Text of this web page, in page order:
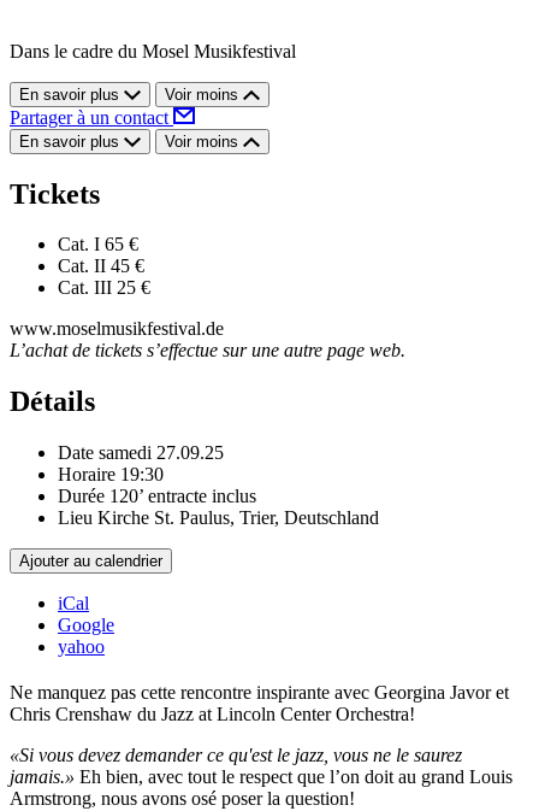
Dans le cadre du Mosel Musikfestival
En savoir plus Voir moins
Partager à un contact
En savoir plus Voir moins
Tickets
Cat. I 65 €
Cat. II 45 €
Cat. III 25 €
www.moselmusikfestival.de
L’achat de tickets s’effectue sur une autre page web.
Détails
Date samedi 27.09.25
Horaire 19:30
Durée 120’ entracte inclus
Lieu Kirche St. Paulus, Trier, Deutschland
Ajouter au calendrier
iCal
Google
yahoo
Ne manquez pas cette rencontre inspirante avec Georgina Javor et
Chris Crenshaw du Jazz at Lincoln Center Orchestra!
«Si vous devez demander ce qu'est le jazz, vous ne le saurez
jamais.» Eh bien, avec tout le respect que l’on doit au grand Louis
Armstrong, nous avons osé poser la question!